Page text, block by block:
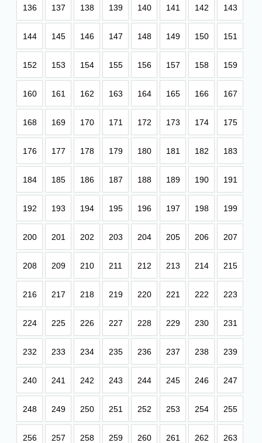
136 137 138 139 140 141 142 143
144 145 146 147 148 149 150 151
152 153 154 155 156 157 158 159
160 161 162 163 164 165 166 167
168 169 170 171 172 173 174 175
176 177 178 179 180 181 182 183
184 185 186 187 188 189 190 191
192 193 194 195 196 197 198 199
200 201 202 203 204 205 206 207
208 209 210 211 212 213 214 215
216 217 218 219 220 221 222 223
224 225 226 227 228 229 230 231
232 233 234 235 236 237 238 239
240 241 242 243 244 245 246 247
248 249 250 251 252 253 254 255
256 257 258 259 260 261 262 263